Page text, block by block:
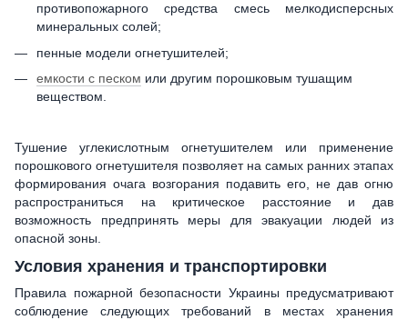
противопожарного средства смесь мелкодисперсных
минеральных солей;
пенные модели огнетушителей;
емкости с песком или другим порошковым тушащим
веществом.
Тушение углекислотным огнетушителем или применение
порошкового огнетушителя позволяет на самых ранних этапах
формирования очага возгорания подавить его, не дав огню
распространиться на критическое расстояние и дав
возможность предпринять меры для эвакуации людей из
опасной зоны.
Условия хранения и транспортировки
Правила пожарной безопасности Украины предусматривают
соблюдение следующих требований в местах хранения